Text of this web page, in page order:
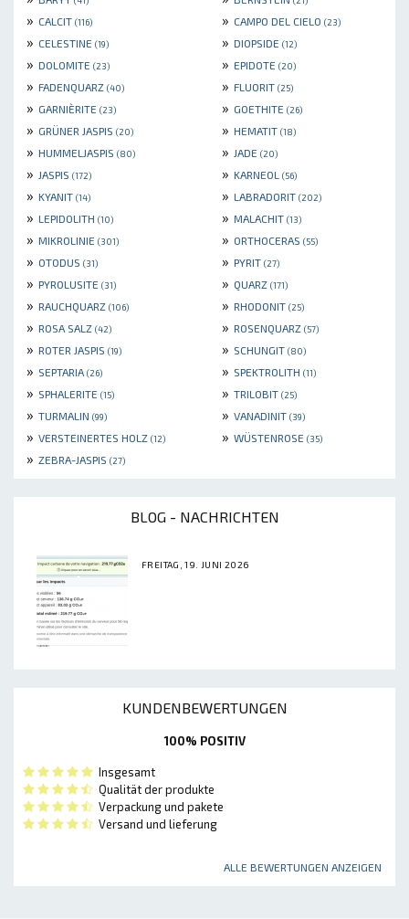
» CALCIT (116) » CAMPO DEL CIELO (23)
» CELESTINE (19) » DIOPSIDE (12)
» DOLOMITE (23) » EPIDOTE (20)
» FADENQUARZ (40) » FLUORIT (25)
» GARNIÈRITE (23) » GOETHITE (26)
» GRÜNER JASPIS (20) » HEMATIT (18)
» HUMMELJASPIS (80) » JADE (20)
» JASPIS (172) » KARNEOL (56)
» KYANIT (14) » LABRADORIT (202)
» LEPIDOLITH (10) » MALACHIT (13)
» MIKROLINIE (301) » ORTHOCERAS (55)
» OTODUS (31) » PYRIT (27)
» PYROLUSITE (31) » QUARZ (171)
» RAUCHQUARZ (106) » RHODONIT (25)
» ROSA SALZ (42) » ROSENQUARZ (57)
» ROTER JASPIS (19) » SCHUNGIT (80)
» SEPTARIA (26) » SPEKTROLITH (11)
» SPHALERITE (15) » TRILOBIT (25)
» TURMALIN (99) » VANADINIT (39)
» VERSTEINERTES HOLZ (12) » WÜSTENROSE (35)
» ZEBRA-JASPIS (27)
BLOG - NACHRICHTEN
FREITAG, 19. JUNI 2026
KUNDENBEWERTUNGEN
100% POSITIV
Insgesamt
Qualität der produkte
Verpackung und pakete
Versand und lieferung
ALLE BEWERTUNGEN ANZEIGEN